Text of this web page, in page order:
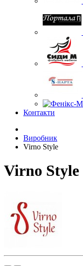
Контакти
Виробник
Virno Style
Virno Style